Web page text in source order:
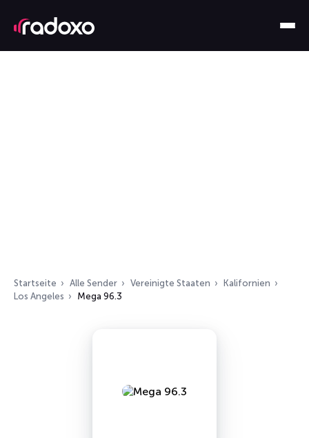
Startseite Alle Sender Vereinigte Staaten
Kalifornien
Los Angeles
Mega 96.3